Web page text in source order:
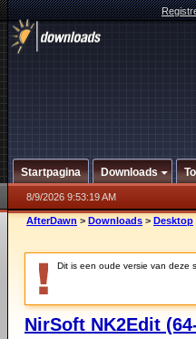
Startpagina Downloads
8/9/2026 9:53:19 AM
AfterDawn > Downloads > Desktop
Dit is een oude versie van deze
NirSoft NK2Edit